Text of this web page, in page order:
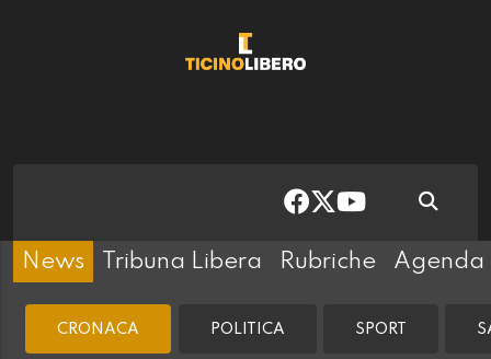
News Tribuna Libera Rubriche Agenda
CRONACA POLITICA SPORT